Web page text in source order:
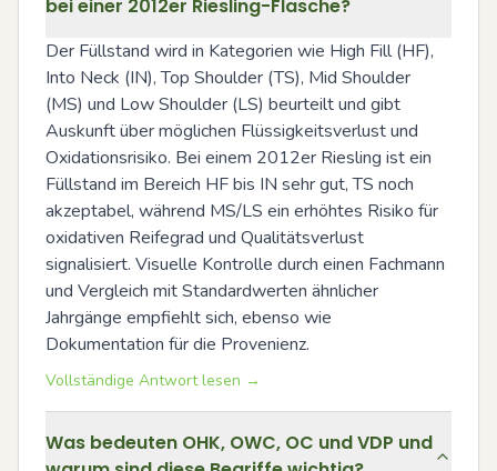
bei einer 2012er Riesling-Flasche?
Der Füllstand wird in Kategorien wie High Fill (HF),
Into Neck (IN), Top Shoulder (TS), Mid Shoulder
(MS) und Low Shoulder (LS) beurteilt und gibt
Auskunft über möglichen Flüssigkeitsverlust und
Oxidationsrisiko. Bei einem 2012er Riesling ist ein
Füllstand im Bereich HF bis IN sehr gut, TS noch
akzeptabel, während MS/LS ein erhöhtes Risiko für
oxidativen Reifegrad und Qualitätsverlust
signalisiert. Visuelle Kontrolle durch einen Fachmann
und Vergleich mit Standardwerten ähnlicher
Jahrgänge empfiehlt sich, ebenso wie
Dokumentation für die Provenienz.
Vollständige Antwort lesen →
Was bedeuten OHK, OWC, OC und VDP und